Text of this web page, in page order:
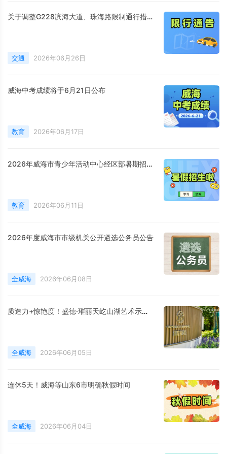
关于调整G228滨海大道、珠海路限制通行措施的通告
交通 2026年06月26日
威海中考成绩将于6月21日公布
教育 2026年06月17日
2026年威海市青少年活动中心经区部暑期招生简章
教育 2026年06月11日
2026年度威海市市级机关公开遴选公务员公告
全威海 2026年06月08日
质造力+惊艳度！盛德·璀丽天屹山湖艺术示范区圆满启卷
全威海 2026年06月05日
连休5天！威海等山东6市明确秋假时间
全威海 2026年06月04日